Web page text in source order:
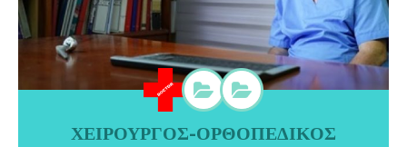
ΧΕΙΡΟΥΡΓΟΣ-ΟΡΘΟΠΕΔΙΚΟΣ ΑΜΠΕΛΟΚΗΠΟΙ ΑΘΗΝΑ |
ΧΕΙΡΟΥΡΓΟΣ-ΟΡΘΟΠΕΔΙΚΟΣ